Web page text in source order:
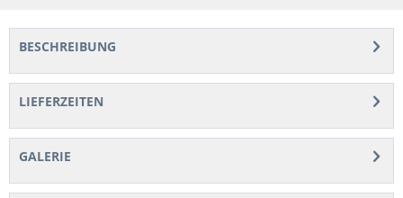
BESCHREIBUNG
LIEFERZEITEN
GALERIE